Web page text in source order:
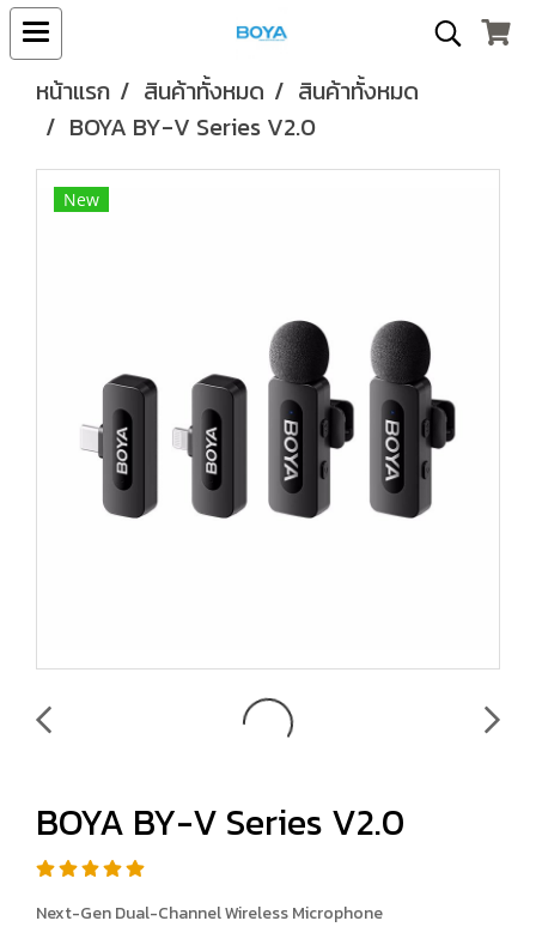
หน้าแรก สินค้าทั้งหมด
สินค้าทั้งหมด
BOYA BY-V Series V2.0
New
BOYA BY-V Series V2.0
Next-Gen Dual-Channel Wireless Microphone